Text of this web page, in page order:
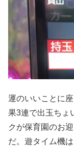
運のいいことに
果3連で出玉ちょ
クが保育園のお
だ。遊タイム機